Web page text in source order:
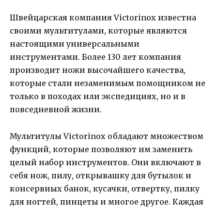
Швейцарская компания Victorinox известна
своими мультитулами, которые являются
настоящими универсальными
инструментами. Более 130 лет компания
производит ножи высочайшего качества,
которые стали незаменимым помощником не
только в походах или экспедициях, но и в
повседневной жизни.
Мультитулы Victorinox обладают множеством
функций, которые позволяют им заменить
целый набор инструментов. Они включают в
себя нож, пилу, открывашку для бутылок и
консервных банок, кусачки, отвертку, пилку
для ногтей, пинцеты и многое другое. Каждая